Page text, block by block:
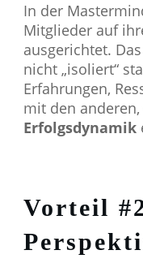
In der
Mitglieder auf
ausgerichtet.
nicht „isoliert“
Erfahrungen,
mit den
Erfolgsdynamik
Vorteil